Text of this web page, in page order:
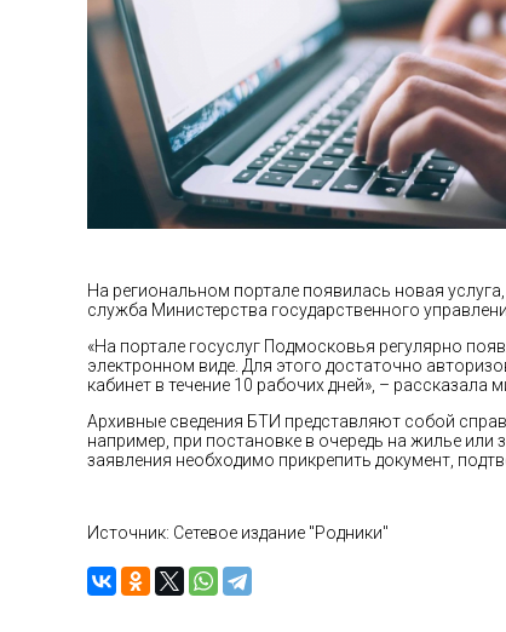
На региональном портале появилась новая
служба Министерства государственного
«На портале госуслуг Подмосковья регулярно
электронном виде. Для этого достаточно
кабинет в течение 10 рабочих дней», –
Архивные сведения БТИ представляют собой
например, при постановке в очередь на жилье или
заявления необходимо прикрепить документ,
Источник: Сетевое издание "Родники"